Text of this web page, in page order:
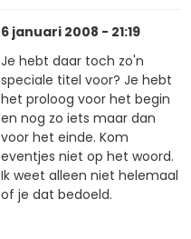
6 januari 2008 - 21:19
Je hebt daar toch zo'n
speciale titel voor? Je hebt
het proloog voor het begin
en nog zo iets maar dan
voor het einde. Kom
eventjes niet op het woord.
Ik weet alleen niet helemaal
of je dat bedoeld.